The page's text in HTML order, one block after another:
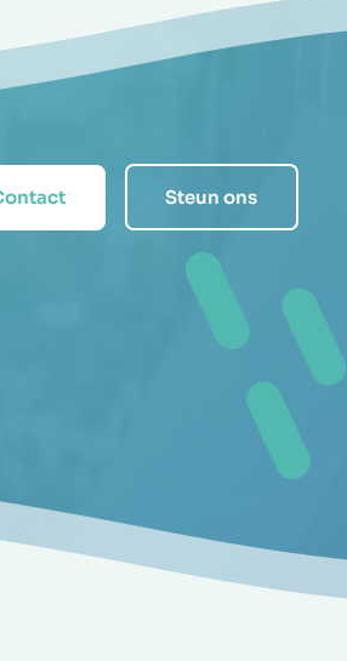
Steun ons